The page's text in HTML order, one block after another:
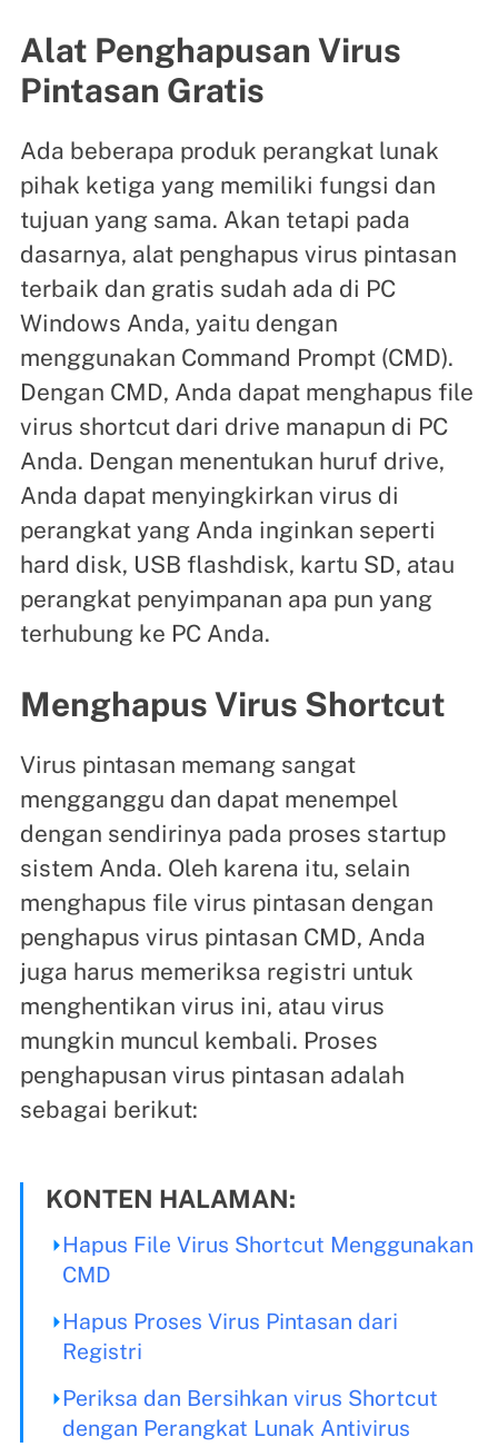
Alat Penghapusan Virus
Pintasan Gratis
Ada beberapa produk perangkat lunak
pihak ketiga yang memiliki fungsi dan
tujuan yang sama. Akan tetapi pada
dasarnya, alat penghapus virus pintasan
terbaik dan gratis sudah ada di PC
Windows Anda, yaitu dengan
menggunakan Command Prompt (CMD).
Dengan CMD, Anda dapat menghapus file
virus shortcut dari drive manapun di PC
Anda. Dengan menentukan huruf drive,
Anda dapat menyingkirkan virus di
perangkat yang Anda inginkan seperti
hard disk, USB flashdisk, kartu SD, atau
perangkat penyimpanan apa pun yang
terhubung ke PC Anda.
Menghapus Virus Shortcut
Virus pintasan memang sangat
mengganggu dan dapat menempel
dengan sendirinya pada proses startup
sistem Anda. Oleh karena itu, selain
menghapus file virus pintasan dengan
penghapus virus pintasan CMD, Anda
juga harus memeriksa registri untuk
menghentikan virus ini, atau virus
mungkin muncul kembali. Proses
penghapusan virus pintasan adalah
sebagai berikut:
KONTEN HALAMAN:
Hapus File Virus Shortcut Menggunakan
CMD
Hapus Proses Virus Pintasan dari
Registri
Periksa dan Bersihkan virus Shortcut
dengan Perangkat Lunak Antivirus